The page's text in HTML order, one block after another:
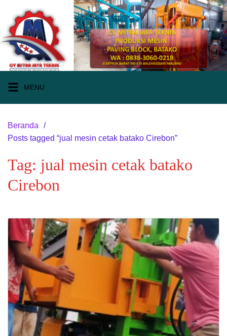
konten
MENU
Beranda
Posts tagged “jual mesin cetak batako Cirebon”
Tag: jual mesin cetak batako
Cirebon